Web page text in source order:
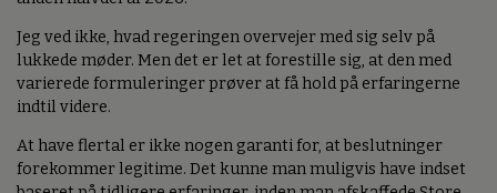
Jeg ved ikke, hvad regeringen overvejer med sig selv på
lukkede møder. Men det er let at forestille sig, at den med
varierede formuleringer prøver at få hold på erfaringerne
indtil videre.
At have flertal er ikke nogen garanti for, at beslutninger
forekommer legitime. Det kunne man muligvis have indset